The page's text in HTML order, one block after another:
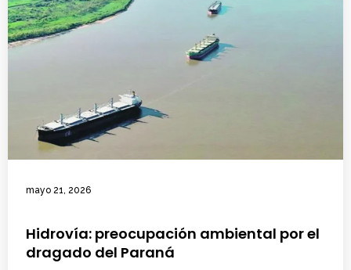
mayo 21, 2026
Hidrovía: preocupación ambiental por el
dragado del Paraná